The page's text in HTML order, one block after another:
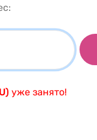
уже занято!